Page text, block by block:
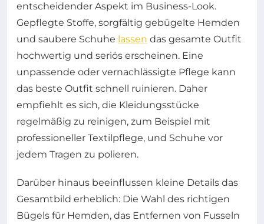
entscheidender Aspekt im Business-Look.
Gepflegte Stoffe, sorgfältig gebügelte Hemden
und saubere Schuhe lassen das gesamte Outfit
hochwertig und seriös erscheinen. Eine
unpassende oder vernachlässigte Pflege kann
das beste Outfit schnell ruinieren. Daher
empfiehlt es sich, die Kleidungsstücke
regelmäßig zu reinigen, zum Beispiel mit
professioneller Textilpflege, und Schuhe vor
jedem Tragen zu polieren.
Darüber hinaus beeinflussen kleine Details das
Gesamtbild erheblich: Die Wahl des richtigen
Bügels für Hemden, das Entfernen von Fusseln